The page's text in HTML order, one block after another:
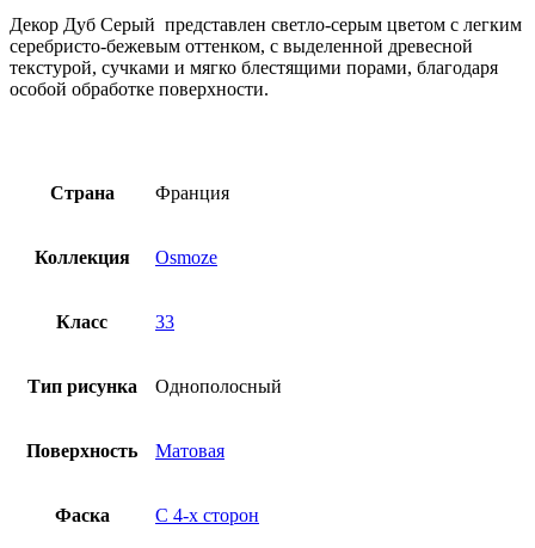
Декор Дуб Серый представлен светло-серым цветом с легким
серебристо-бежевым оттенком, с выделенной древесной
текстурой, сучками и мягко блестящими порами, благодаря
особой обработке поверхности.
Страна Франция
Коллекция Osmoze
Класс 33
Тип рисунка Однополосный
Поверхность Матовая
Фаска С 4-x сторон